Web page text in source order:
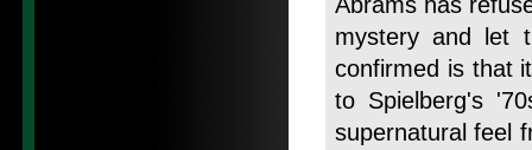
mystery and let
confirmed is that
to Spielberg's
supernatural feel